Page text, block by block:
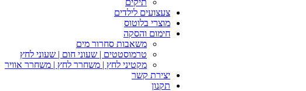
צעצועים לילדים
מוצרי בלוטוס
חימום והסקה
משאבות סחרור מים
טרמוסטטים | שעוני חום | שעוני לחץ
מקטיני לחץ | משחרר לחץ | משחרר אוויר
יצירת קשר
תקנון